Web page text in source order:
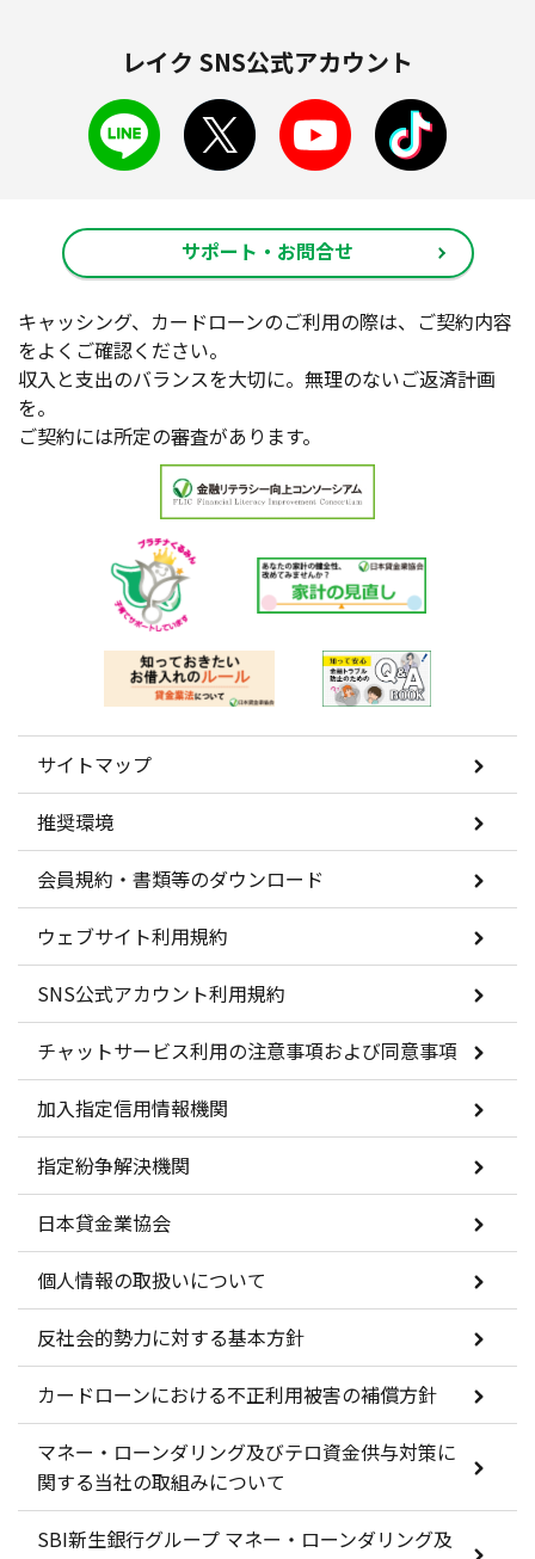
レイク SNS公式アカウント
サポート・お問合せ
キャッシング、カードローンのご利用の際は、ご契約内容
をよくご確認ください。
収入と支出のバランスを大切に。無理のないご返済計画
を。
ご契約には所定の審査があります。
サイトマップ
推奨環境
会員規約・書類等のダウンロード
ウェブサイト利用規約
SNS公式アカウント利用規約
チャットサービス利用の注意事項および同意事項
加入指定信用情報機関
指定紛争解決機関
日本貸金業協会
個人情報の取扱いについて
反社会的勢力に対する基本方針
カードローンにおける不正利用被害の補償方針
マネー・ローンダリング及びテロ資金供与対策に
関する当社の取組みについて
SBI新生銀行グループ マネー・ローンダリング及